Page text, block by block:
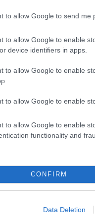
to allow Google to send me
to allow Google to enable
device identifiers in apps.
to allow Google to enable
to allow Google to enable
to allow Google to enable
functionality and
CONFIRM
Data Deletion
–Elijiah Owens,
Őket
iskolában, hanem a